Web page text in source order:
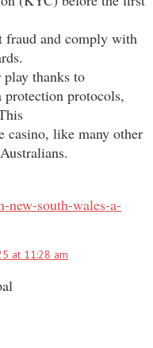
fraud and comply with
thanks to
protocols,
casino, like many other
new-south-wales-a-
at 11:28 am